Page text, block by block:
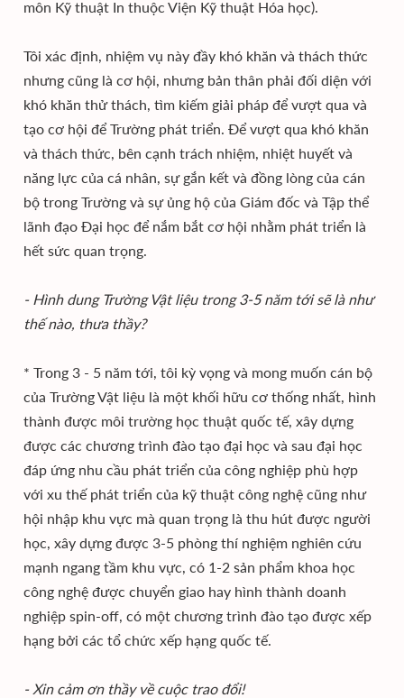
môn Kỹ thuật In thuộc Viện Kỹ thuật Hóa học).
Tôi xác định, nhiệm vụ này đầy khó khăn và thách thức
nhưng cũng là cơ hội, nhưng bản thân phải đối diện với
khó khăn thử thách, tìm kiếm giải pháp để vượt qua và
tạo cơ hội để Trường phát triển. Để vượt qua khó khăn
và thách thức, bên cạnh trách nhiệm, nhiệt huyết và
năng lực của cá nhân, sự gắn kết và đồng lòng của cán
bộ trong Trường và sự ủng hộ của Giám đốc và Tập thể
lãnh đạo Đại học để nắm bắt cơ hội nhằm phát triển là
hết sức quan trọng.
- Hình dung Trường Vật liệu trong 3-5 năm tới sẽ là như
thế nào, thưa thầy?
* Trong 3 - 5 năm tới, tôi kỳ vọng và mong muốn cán bộ
của Trường Vật liệu là một khối hữu cơ thống nhất, hình
thành được môi trường học thuật quốc tế, xây dựng
được các chương trình đào tạo đại học và sau đại học
đáp ứng nhu cầu phát triển của công nghiệp phù hợp
với xu thế phát triển của kỹ thuật công nghệ cũng như
hội nhập khu vực mà quan trọng là thu hút được người
học, xây dựng được 3-5 phòng thí nghiệm nghiên cứu
mạnh ngang tầm khu vực, có 1-2 sản phẩm khoa học
công nghệ được chuyển giao hay hình thành doanh
nghiệp spin-off, có một chương trình đào tạo được xếp
hạng bởi các tổ chức xếp hạng quốc tế.
- Xin cảm ơn thầy về cuộc trao đổi!